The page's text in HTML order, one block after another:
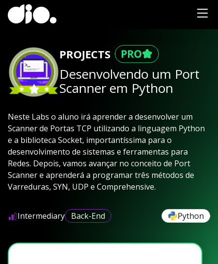
PROJECTS
Desenvolvendo um Port
Scanner em Python
Neste Labs o aluno irá aprender a desenvolver um
Scanner de Portas TCP utilizando a linguagem Python
e a biblioteca Socket, importantíssima para o
desenvolvimento de sistemas e ferramentas para
Redes. Depois, vamos avançar no conceito de Port
Scanner e aprenderá a programar três métodos de
Varreduras, SYN, UDP e Comprehensive.
Intermediary Back-End Python